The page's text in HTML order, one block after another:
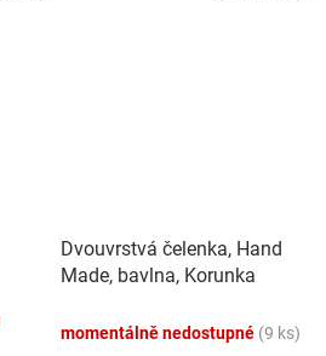
Dvouvrstvá čelenka, Hand
Made, bavlna, Korunka
momentálně nedostupné (9 ks)